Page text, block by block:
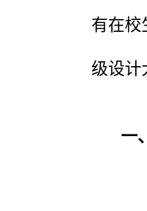
有在校
级设计
一